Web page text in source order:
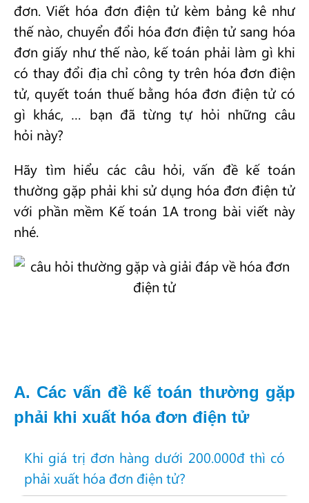
đơn. Viết hóa đơn điện tử kèm bảng kê như
thế nào, chuyển đổi hóa đơn điện tử sang hóa
đơn giấy như thế nào, kế toán phải làm gì khi
có thay đổi địa chỉ công ty trên hóa đơn điện
tử, quyết toán thuế bằng hóa đơn điện tử có
gì khác, … bạn đã từng tự hỏi những câu
hỏi này?
Hãy tìm hiểu các câu hỏi, vấn đề kế toán
thường gặp phải khi sử dụng hóa đơn điện tử
với phần mềm Kế toán 1A trong bài viết này
nhé.
A. Các vấn đề kế toán thường gặp
phải khi xuất hóa đơn điện tử
Khi giá trị đơn hàng dưới 200.000đ thì có
phải xuất hóa đơn điện tử?